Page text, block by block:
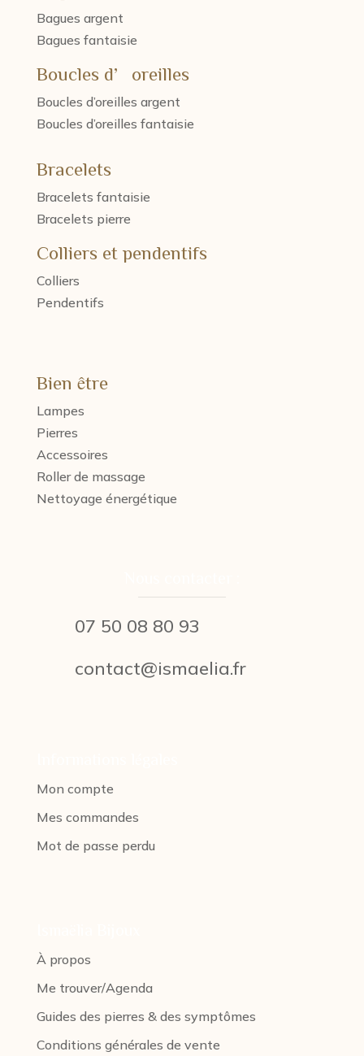
Bagues argent
Bagues fantaisie
Boucles d’oreilles
Boucles d’oreilles argent
Boucles d’oreilles fantaisie
Bracelets
Bracelets fantaisie
Bracelets pierre
Colliers et pendentifs
Colliers
Pendentifs
Bien être
Lampes
Pierres
Accessoires
Roller de massage
Nettoyage énergétique
07 50 08 80 93
contact@ismaelia.fr
Mon compte
Mes commandes
Mot de passe perdu
À propos
Me trouver/Agenda
Guides des pierres & des symptômes
Conditions générales de vente